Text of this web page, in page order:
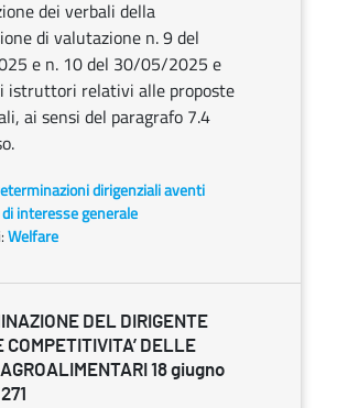
dei verbali della
di valutazione n. 9 del
e n. 10 del 30/05/2025 e
istruttori relativi alle proposte
ai sensi del paragrafo 7.4
dirigenziali aventi
interesse generale
Welfare
DEL DIRIGENTE
COMPETITIVITA’ DELLE
18 giugno